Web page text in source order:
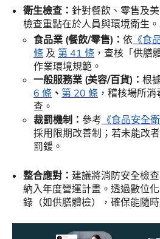
衛生檢查： 針對餐飲、零售及
檢查重點在於人員與環境衛生
食品業 (餐飲/零售)：依 《食
條 及第 41 條 ，查核「供膳
作業環境規範。
一般服務業 (美容/百貨)：根
6 條 、第 20 條 ，稽核場所
查。
裁罰機制：參考 《食品安全
採用限期改善制；若未能改
罰鍰。
整合應對： 建議將消防安全檢
納入年度營運計畫。透過數位
錄（如供膳體檢），確保能隨